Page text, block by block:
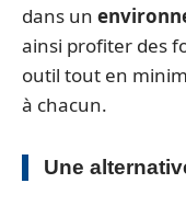
dans un
ainsi profiter des
outil tout en
à chacun.
Une